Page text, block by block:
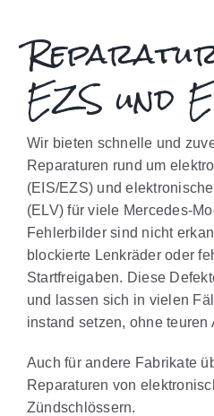
BEI
EZS und
Wir bieten schnelle und
Reparaturen rund um
(EIS/EZS) und
(ELV) für viele Mercedes-
Fehlerbilder sind nicht
blockierte Lenkräder oder
Startfreigaben. Diese
und lassen sich in vielen
instand setzen, ohne teuren
Auch für andere Fabrikate
Reparaturen von
Zündschlössern.